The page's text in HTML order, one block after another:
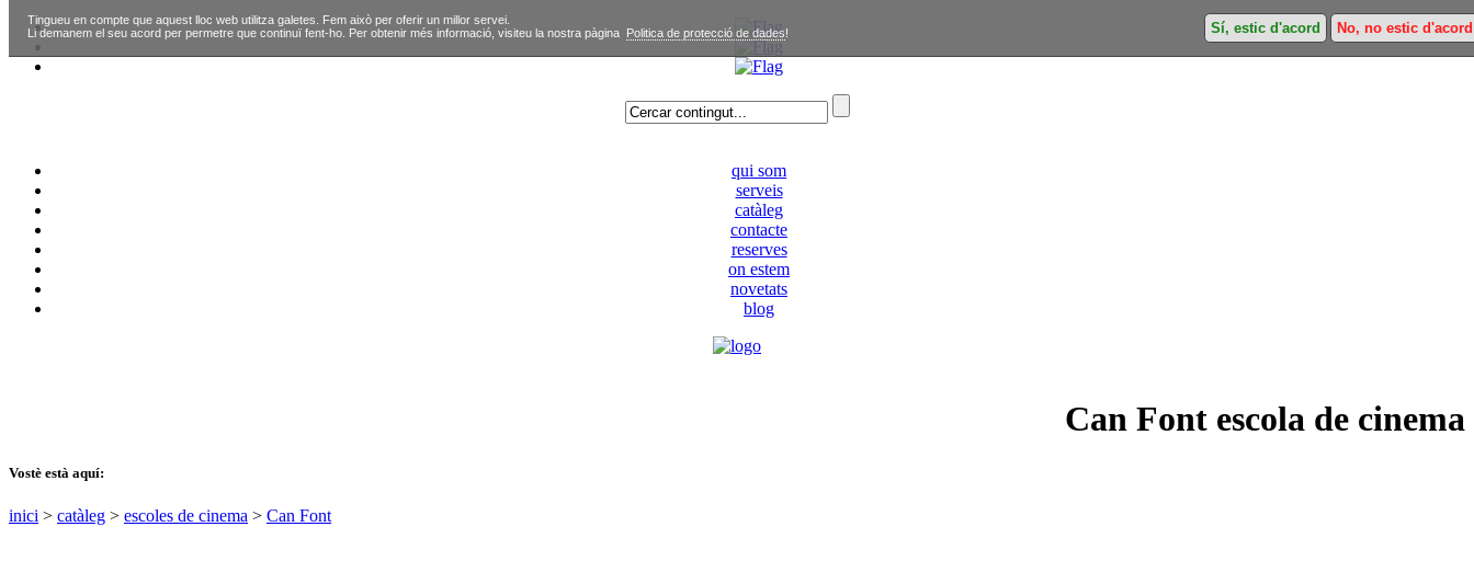
Tingueu en compte que aquest lloc web utilitza galetes. Fem això per oferir un millor servei.
Li demanem el seu acord per permetre que continuï fent-ho. Per obtenir més informació, visiteu la nostra pàgina Politica de protecció de dades! Sí, estic d'acord No, no estic d'acord
qui som
serveis
catàleg
contacte
reserves
on estem
novetats
blog
Can Font escola de cinema
Vostè està aquí:
inici > catàleg > escoles de cinema > Can Font